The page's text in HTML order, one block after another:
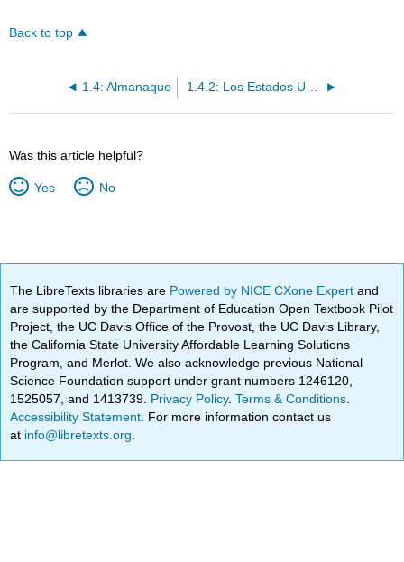
Back to top
1.4: Almanaque 1.4.2: Los Estados Unidos
Was this article helpful?
Yes No
The LibreTexts libraries are Powered by NICE CXone Expertand
are supported by the Department of Education Open Textbook Pilot
Project, the UC Davis Office of the Provost, the UC Davis Library,
the California State University Affordable Learning Solutions
Program, and Merlot. We also acknowledge previous National
Science Foundation support under grant numbers 1246120,
1525057, and 1413739. Privacy Policy.Terms & Conditions
Accessibility Statement . For more information contact us
at info@libretexts.org